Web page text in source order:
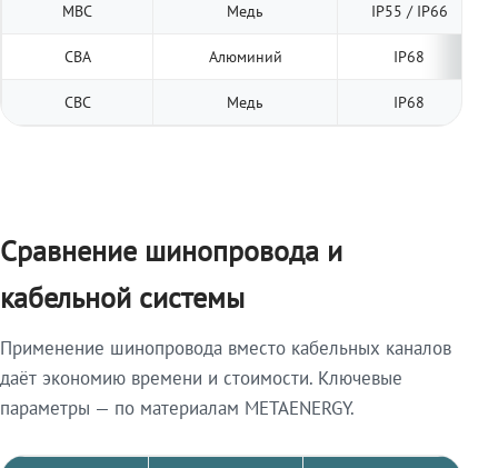
МВС Медь IP55 / IP66
СВА Алюминий IP68
СВС Медь IP68
Сравнение шинопровода и
кабельной системы
Применение шинопровода вместо кабельных каналов
даёт экономию времени и стоимости. Ключевые
параметры — по материалам METAENERGY.